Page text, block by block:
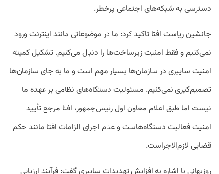
دسترسی به شبکه‌های اجتماعی پرخطر.
جانشین ریاست افتا تاکید کرد: ما در موضوعاتی مانند اینترنت ورود
نمی‌کنیم و فقط امنیت زیرساخت‌ها را دنبال می‌کنیم. تشکیل کمیته
امنیت سایبری در سازمان‌ها بسیار مهم است و ما به جای سازمان‌ها
تصمیم‌گیری نمی‌کنیم. مسئولیت دستگاه‌های نظامی بر عهده ما
نیست اما طبق اعلام معاون اول رئیس‌جمهور، افتا مرجع تأیید
امنیت فعالیت دستگاه‌هاست و عدم اجرای الزامات افتا مانند حکم
قضایی لازم‌الاجراست.
روزبهانی با اشاره به افزایش تهدیدات سایبری گفت: فرآیند ارزیابی